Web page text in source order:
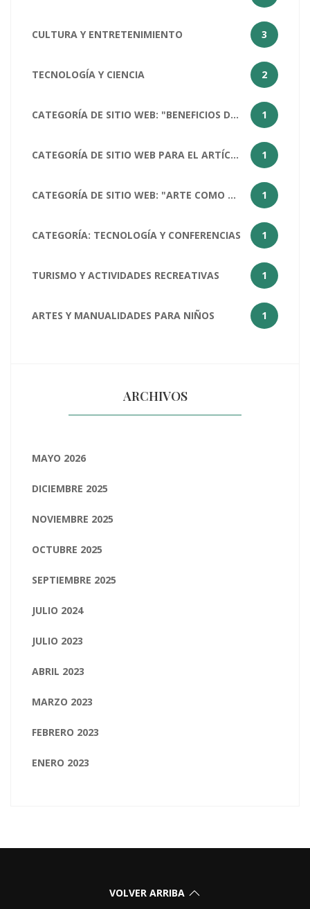
CULTURA Y ENTRETENIMIENTO 3
TECNOLOGÍA Y CIENCIA 2
CATEGORÍA DE SITIO WEB: "BENEFICIOS DEL ARTE PARA LA SOCIEDAD HUMANA 1
CATEGORÍA DE SITIO WEB PARA EL ARTÍCULO "¿CÓMO ESTÁS?": SALUD Y BIENESTAR 1
CATEGORÍA DE SITIO WEB: "ARTE COMO MATERIA ESCOLAR 1
CATEGORÍA: TECNOLOGÍA Y CONFERENCIAS 1
TURISMO Y ACTIVIDADES RECREATIVAS 1
ARTES Y MANUALIDADES PARA NIÑOS 1
ARCHIVOS
MAYO 2026
DICIEMBRE 2025
NOVIEMBRE 2025
OCTUBRE 2025
SEPTIEMBRE 2025
JULIO 2024
JULIO 2023
ABRIL 2023
MARZO 2023
FEBRERO 2023
ENERO 2023
VOLVER ARRIBA